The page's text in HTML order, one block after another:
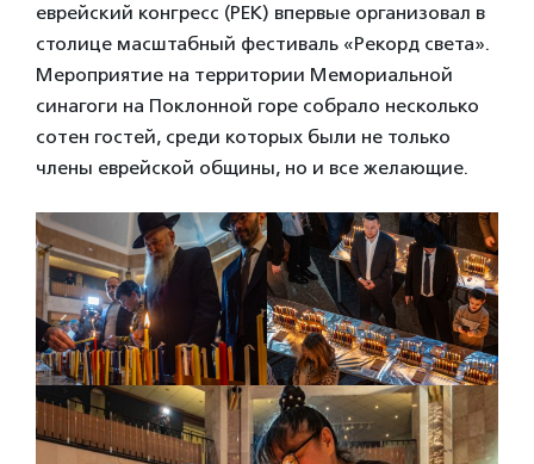
еврейский конгресс (РЕК) впервые организовал в
столице масштабный фестиваль «Рекорд света».
Мероприятие на территории Мемориальной
синагоги на Поклонной горе собрало несколько
сотен гостей, среди которых были не только
члены еврейской общины, но и все желающие.